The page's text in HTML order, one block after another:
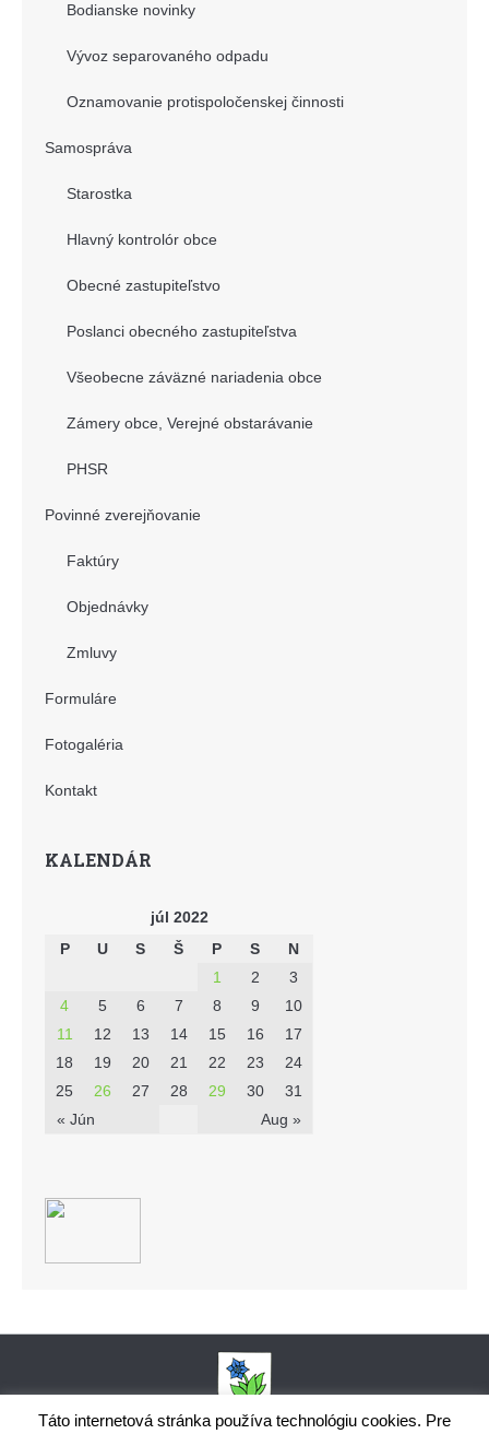
Bodianske novinky
Vývoz separovaného odpadu
Oznamovanie protispoločenskej činnosti
Samospráva
Starostka
Hlavný kontrolór obce
Obecné zastupiteľstvo
Poslanci obecného zastupiteľstva
Všeobecne záväzné nariadenia obce
Zámery obce, Verejné obstarávanie
PHSR
Povinné zverejňovanie
Faktúry
Objednávky
Zmluvy
Formuláre
Fotogaléria
Kontakt
KALENDÁR
júl 2022
P
U S Š P S N
« Jún Aug »
1 2
3
4
5 6 7 8 9
10
11
12 13 14 15 16
17
18
19 20 21 22 23
24
25
26 27 28 29 30 31
Táto internetová stránka používa technológiu cookies. Pre